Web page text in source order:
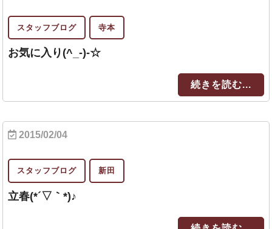
スタッフブログ 寺本
お気に入り(^_-)-☆
続きを読む...
2015/02/04
スタッフブログ 新田
立春(*´▽｀*)♪